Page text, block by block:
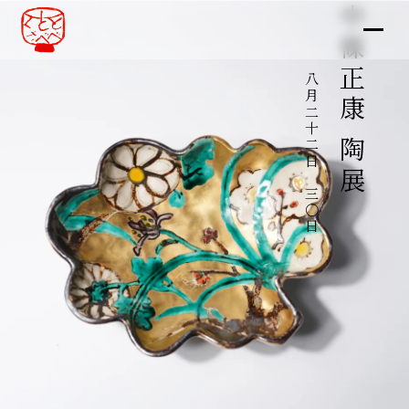
中條正康 陶展
八月二十二日～三〇日